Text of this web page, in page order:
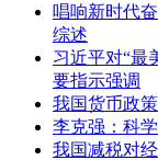
唱响新时代
综述
习近平对“最
要指示强调
我国货币政
李克强：科
我国减税对